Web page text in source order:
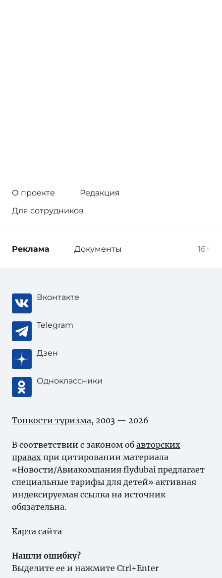
О проекте
Редакция
Для сотрудников
16+
Реклама Документы
Вконтакте
Telegram
Дзен
Одноклассники
Тонкости туризма, 2003 — 2026
В соответствии с законом об авторских
правах при цитировании материала
«Новости/Авиакомпания flydubai предлагает
специальные тарифы для детей» активная
индексируемая ссылка на источник
обязательна.
Карта сайта
Нашли ошибку?
Выделите ее и нажмите Ctrl+Enter